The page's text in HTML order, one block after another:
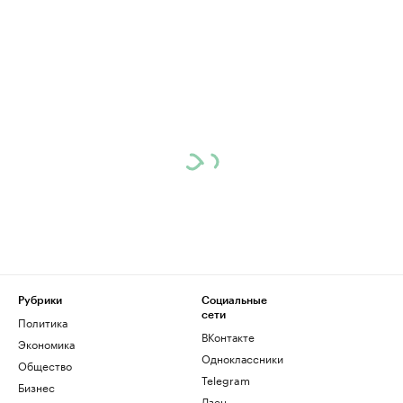
Рубрики
Политика
Экономика
Общество
Бизнес
Социальные
сети
ВКонтакте
Одноклассники
Telegram